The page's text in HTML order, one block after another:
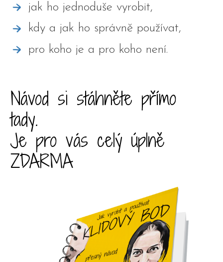
jak ho jednoduše vyrobit,
kdy a jak ho správně používat,
pro koho je a pro koho není.
Návod si stáhněte přímo
tady.
Je pro vás celý úplně
ZDARMA